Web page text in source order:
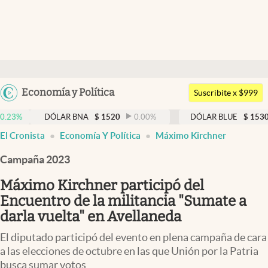
Argentina
Economía y Política
Members
Economía y Política
Finanzas y Mercados
Mercados Online
Negocios
Columnistas
Apertura
Suscribite x $999
BNA $ 1520 0.00% DÓLAR BLUE $ 1530 -0.65%
El Cronista Economía Y Política Máximo Kirchner
Campaña 2023
Máximo Kirchner participó del
Encuentro de la militancia "Sumate a
darla vuelta" en Avellaneda
El diputado participó del evento en plena campaña de cara
a las elecciones de octubre en las que Unión por la Patria
busca sumar votos